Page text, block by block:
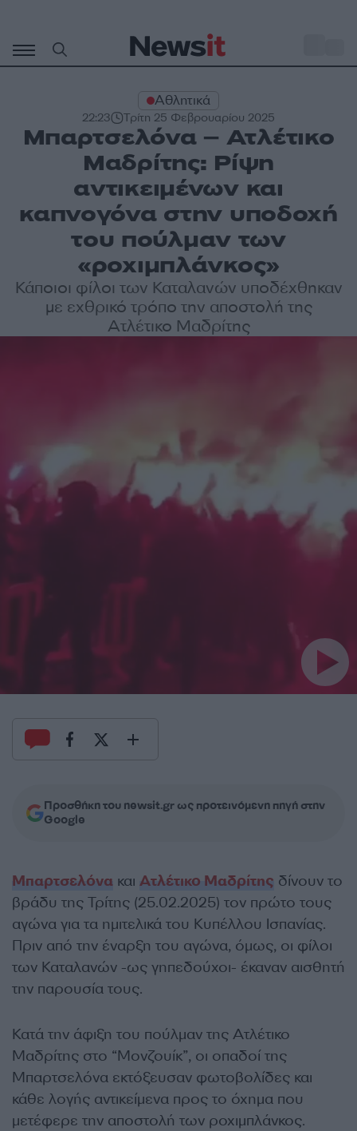
περιεχόμενο
Αθλητικά
22:23 Τρίτη 25 Φεβρουαρίου 2025
Μπαρτσελόνα – Ατλέτικο
Μαδρίτης: Ρίψη
αντικειμένων και
καπνογόνα στην υποδοχή
του πούλμαν των
«ροχιμπλάνκος»
Κάποιοι φίλοι των Καταλανών υποδέχθηκαν
με εχθρικό τρόπο την αποστολή της
Ατλέτικο Μαδρίτης
Προσθήκη του newsit.gr ως προτεινόμενη πηγή στην
Google
Μπαρτσελόνα και Ατλέτικο Μαδρίτης δίνουν το
βράδυ της Τρίτης (25.02.2025) τον πρώτο τους
αγώνα για τα ημιτελικά του Κυπέλλου Ισπανίας.
Πριν από την έναρξη του αγώνα, όμως, οι φίλοι
των Καταλανών -ως γηπεδούχοι- έκαναν αισθητή
την παρουσία τους.
Κατά την άφιξη του πούλμαν της Ατλέτικο
Μαδρίτης στο “Μονζουίκ”, οι οπαδοί της
Μπαρτσελόνα εκτόξευσαν φωτοβολίδες και
κάθε λογής αντικείμενα προς το όχημα που
μετέφερε την αποστολή των ροχιμπλάνκος.